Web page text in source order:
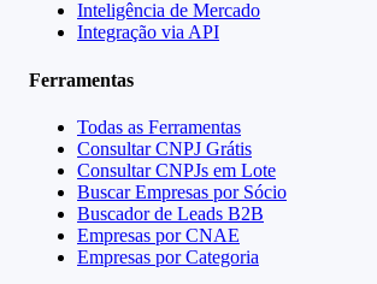
Inteligência de Mercado
Integração via API
Ferramentas
Todas as Ferramentas
Consultar CNPJ Grátis
Consultar CNPJs em Lote
Buscar Empresas por Sócio
Buscador de Leads B2B
Empresas por CNAE
Empresas por Categoria